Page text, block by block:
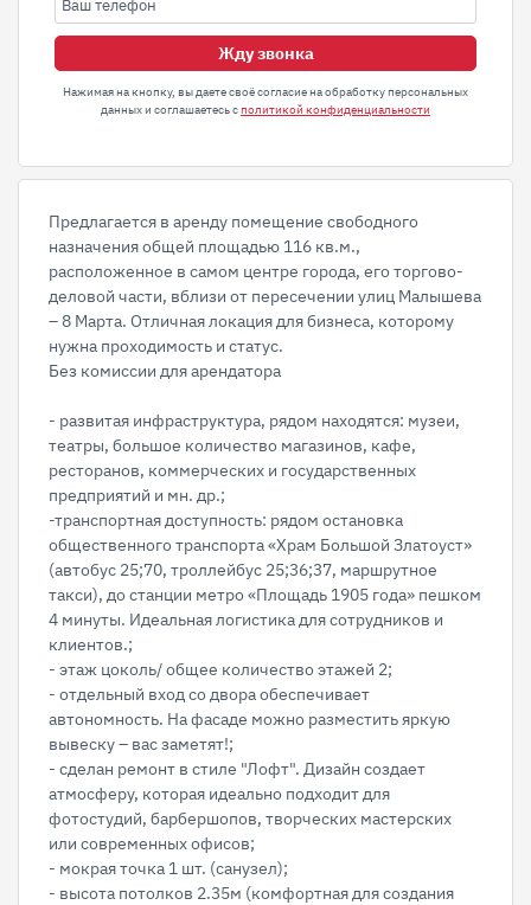
Жду звонка
Нажимая на кнопку, вы даете своё согласие на обработку персональных
данных и соглашаетесь сполитикой конфиденциальности
Предлагается в аренду помещение свободного
назначения общей площадью 116 кв.м.,
расположенное в самом центре города, его торгово-
деловой части, вблизи от пересечении улиц Малышева
– 8 Марта. Отличная локация для бизнеса, которому
нужна проходимость и статус.
Без комиссии для арендатора
- развитая инфраструктура, рядом находятся: музеи,
театры, большое количество магазинов, кафе,
ресторанов, коммерческих и государственных
предприятий и мн. др.;
-транспортная доступность: рядом остановка
общественного транспорта «Храм Большой Златоуст»
(автобус 25;70, троллейбус 25;36;37, маршрутное
такси), до станции метро «Площадь 1905 года» пешком
4 минуты. Идеальная логистика для сотрудников и
клиентов.;
- этаж цоколь/ общее количество этажей 2;
- отдельный вход со двора обеспечивает
автономность. На фасаде можно разместить яркую
вывеску – вас заметят!;
- сделан ремонт в стиле "Лофт". Дизайн создает
атмосферу, которая идеально подходит для
фотостудий, барбершопов, творческих мастерских
или современных офисов;
- мокрая точка 1 шт. (санузел);
- высота потолков 2.35м (комфортная для создания